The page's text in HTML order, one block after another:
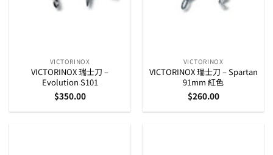
VICTORINOX
VICTORINOX 瑞士刀 –
Evolution S101
$350.00
VICTORINOX
VICTORINOX 瑞士刀 – Spartan
91mm 紅色
$260.00